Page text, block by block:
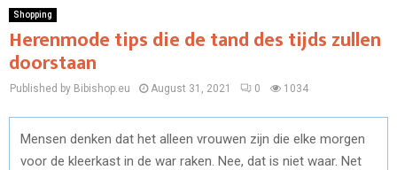
Shopping
Herenmode tips die de tand des tijds zullen
doorstaan
Published by Bibishop.eu August 31, 2021 0 1034
Mensen denken dat het alleen vrouwen zijn die elke morgen
voor de kleerkast in de war raken. Nee, dat is niet waar. Net